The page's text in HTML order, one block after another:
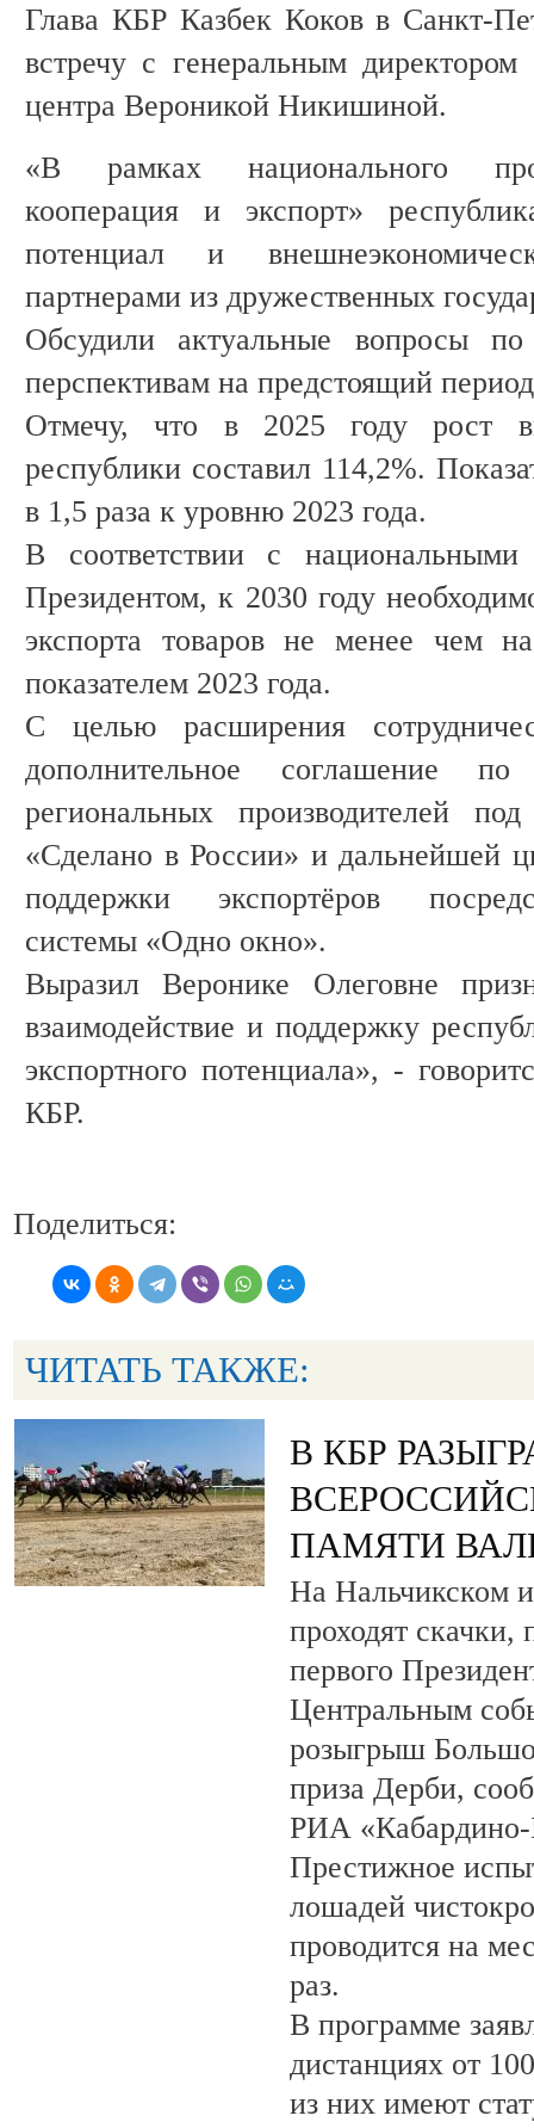
Глава КБР Казбек Коков в Санкт-
встречу с генеральным директором
центра Вероникой Никишиной.
«В рамках национального
кооперация и экспорт»
потенциал и
партнерами из дружественных
Обсудили актуальные вопросы
перспективам на предстоящий
Отмечу, что в 2025 году рост
республики составил 114,2%.
в 1,5 раза к уровню 2023 года.
В соответствии с
Президентом, к 2030 году
экспорта товаров не менее чем
показателем 2023 года.
С целью расширения
дополнительное соглашение
региональных производителей
«Сделано в России» и дальнейшей
поддержки экспортёров
системы «Одно окно».
Выразил Веронике Олеговне
взаимодействие и поддержку
экспортного потенциала», -
КБР.
Поделиться:
ЧИТАТЬ ТАКЖЕ:
В КБР
ПАМЯТИ
На Нальчикском
проходят
первого
Центральным
розыгрыш
приза Дерби,
РИА «Кабардино-
Престижное
лошадей
проводится на
раз.
В программе
дистанциях от
из них имеют